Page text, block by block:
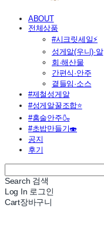
ABOUT
전체상품
#시크릿세일⚡
성게알(우니)·알
회·해산물
간편식·안주
곁들임·소스
#제철성게알
#성게알꿀조합⭐
#홈술안주🍶
#초밥만들기🍣
공지
후기
Search 검색
Log In 로그인
Cart장바구니